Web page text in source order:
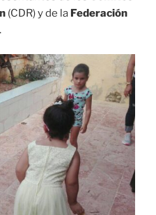
(CDR) y de la Federación